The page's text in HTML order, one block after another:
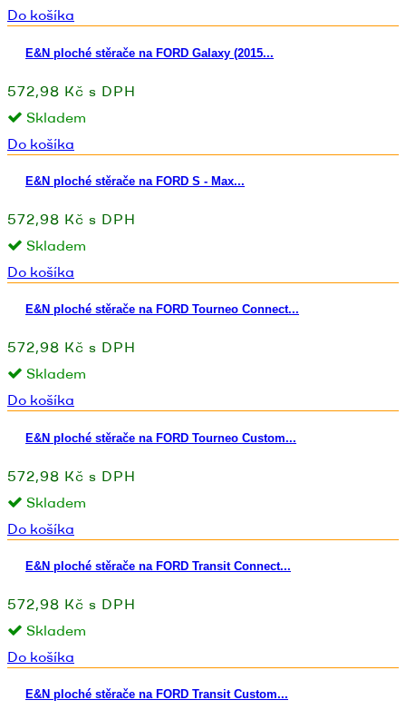
Do košíka
E&N ploché stěrače na FORD Galaxy (2015...
572,98 Kč s DPH
Skladem
Do košíka
E&N ploché stěrače na FORD S - Max...
572,98 Kč s DPH
Skladem
Do košíka
E&N ploché stěrače na FORD Tourneo Connect...
572,98 Kč s DPH
Skladem
Do košíka
E&N ploché stěrače na FORD Tourneo Custom...
572,98 Kč s DPH
Skladem
Do košíka
E&N ploché stěrače na FORD Transit Connect...
572,98 Kč s DPH
Skladem
Do košíka
E&N ploché stěrače na FORD Transit Custom...